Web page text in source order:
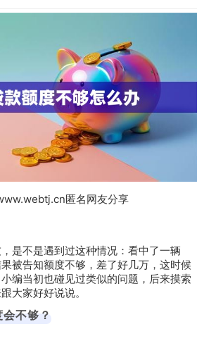
匿名网友分享
是不是遇到过这种情况：看中了一辆
被告知额度不够，差了好几万，这时候
编当初也碰见过类似的问题，后来摸索
大家好好说说。
不够？